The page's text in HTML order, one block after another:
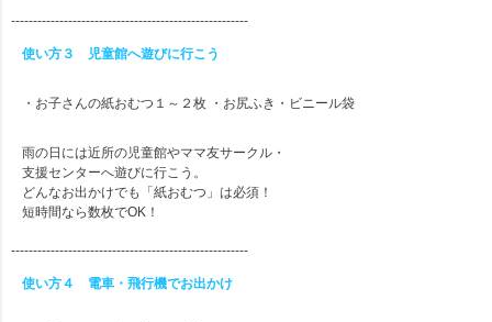
------------------------------------------------------
使い方３ 児童館へ遊びに行こう
・お子さんの紙おむつ１～２枚 ・お尻ふき・ビニール袋
雨の日には近所の児童館やママ友サークル・
支援センターへ遊びに行こう。
どんなお出かけでも「紙おむつ」は必須！
短時間なら数枚でOK！
------------------------------------------------------
使い方４ 電車・飛行機でお出かけ